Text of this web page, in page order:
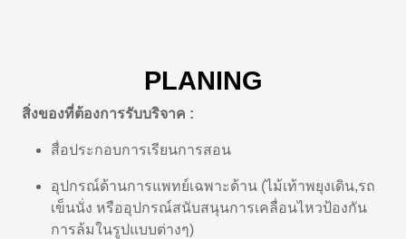
PLANING
สิ่งของที่ต้องการรับบริจาค :
สื่อประกอบการเรียนการสอน
อุปกรณ์ด้านการแพทย์เฉพาะด้าน (ไม้เท้าพยุงเดิน,รถ
เข็นนั่ง หรืออุปกรณ์สนับสนุนการเคลื่อนไหวป้องกัน
การล้มในรูปแบบต่างๆ)